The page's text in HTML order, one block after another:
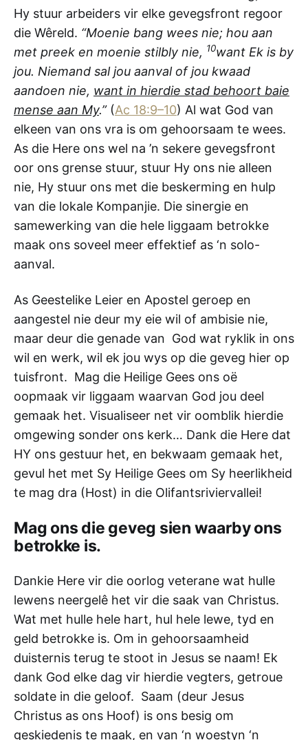
Hy stuur arbeiders vir elke gevegsfront regoor
die Wêreld. “Moenie bang wees nie; hou aan
met preek en moenie stilbly nie, 10want Ek is by
jou. Niemand sal jou aanval of jou kwaad
aandoen nie, want in hierdie stad behoort baie
mense aan My.” (Ac 18:9–10) Al wat God van
elkeen van ons vra is om gehoorsaam te wees.
As die Here ons wel na ’n sekere gevegsfront
oor ons grense stuur, stuur Hy ons nie alleen
nie, Hy stuur ons met die beskerming en hulp
van die lokale Kompanjie. Die sinergie en
samewerking van die hele liggaam betrokke
maak ons soveel meer effektief as ‘n solo-
aanval.
As Geestelike Leier en Apostel geroep en
aangestel nie deur my eie wil of ambisie nie,
maar deur die genade van God wat ryklik in ons
wil en werk, wil ek jou wys op die geveg hier op
tuisfront. Mag die Heilige Gees ons oë
oopmaak vir liggaam waarvan God jou deel
gemaak het. Visualiseer net vir oomblik hierdie
omgewing sonder ons kerk… Dank die Here dat
HY ons gestuur het, en bekwaam gemaak het,
gevul het met Sy Heilige Gees om Sy heerlikheid
te mag dra (Host) in die Olifantsriviervallei!
Mag ons die geveg sien waarby ons
betrokke is.
Dankie Here vir die oorlog veterane wat hulle
lewens neergelê het vir die saak van Christus.
Wat met hulle hele hart, hul hele lewe, tyd en
geld betrokke is. Om in gehoorsaamheid
duisternis terug te stoot in Jesus se naam! Ek
dank God elke dag vir hierdie vegters, getroue
soldate in die geloof. Saam (deur Jesus
Christus as ons Hoof) is ons besig om
geskiedenis te maak, en van ‘n woestyn ‘n